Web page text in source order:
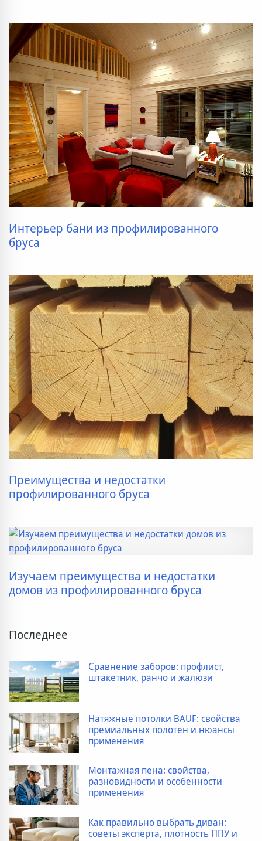
Интерьер бани из профилированного
бруса
Преимущества и недостатки
профилированного бруса
Изучаем преимущества и недостатки
домов из профилированного бруса
Последнее
Сравнение заборов: профлист,
штакетник, ранчо и жалюзи
Натяжные потолки BAUF: свойства
премиальных полотен и нюансы
применения
Монтажная пена: свойства,
разновидности и особенности
применения
Как правильно выбрать диван:
советы эксперта, плотность ППУ и